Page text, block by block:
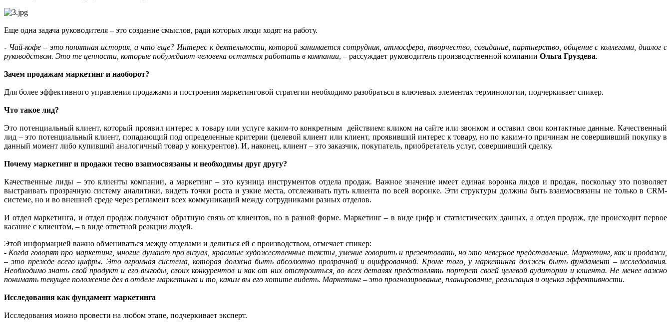
Еще одна задача руководителя – это создание смыслов, ради которых люди ходят на работу.
- Чай-кофе – это понятная история, а что еще? Интерес к деятельности, которой занимается сотрудник, атмосфера, творчество, созидание, партнерство, общение с коллегами, диалог с
руководством. Это те ценности, которые побуждают человека остаться работать в компании, – рассуждает руководитель производственной компании Ольга Груздева.
Зачем продажам маркетинг и наоборот?
Для более эффективного управления продажами и построения маркетинговой стратегии необходимо разобраться в ключевых элементах терминологии, подчеркивает спикер.
Что такое лид?
Это потенциальный клиент, который проявил интерес к товару или услуге каким-то конкретным действием: кликом на сайте или звонком и оставил свои контактные данные. Качественный
лид – это потенциальный клиент, попадающий под определенные критерии (целевой клиент или клиент, проявивший интерес к товару, но по каким-то причинам не совершивший покупку в
данный момент либо купивший аналогичный товар у конкурентов). И, наконец, клиент – это заказчик, покупатель, приобретатель услуг, совершивший сделку.
Почему маркетинг и продажи тесно взаимосвязаны и необходимы друг другу?
Качественные лиды – это клиенты компании, а маркетинг – это кузница инструментов отдела продаж. Важное значение имеет единая воронка лидов и продаж, поскольку это позволяет
выстраивать прозрачную систему аналитики, видеть точки роста и узкие места, отслеживать путь клиента по всей воронке. Эти структуры должны быть взаимосвязаны не только в CRM-
системе, но и во внешней среде через регламент всех коммуникаций между сотрудниками разных отделов.
И отдел маркетинга, и отдел продаж получают обратную связь от клиентов, но в разной форме. Маркетинг – в виде цифр и статистических данных, а отдел продаж, где происходит первое
касание с клиентом, – в виде ответной реакции людей.
Этой информацией важно обмениваться между отделами и делиться ей с производством, отмечает спикер:
- Когда говорят про маркетинг, многие думают про визуал, красивые художественные тексты, умение говорить и презентовать, но это неверное представление. Маркетинг, как и продажи,
– это прежде всего цифры. Это огромная система, которая должна быть абсолютно прозрачной и оцифрованной. Кроме того, у маркетинга должен быть фундамент – исследования.
Необходимо знать свой продукт и его выгоды, своих конкурентов и как от них отстроиться, во всех деталях представлять портрет своей целевой аудитории и клиента. Не менее важно
понимать текущее положение дел в отделе маркетинга и то, каким вы его хотите видеть. Маркетинг – это прогнозирование, планирование, реализация и оценка эффективности.
Исследования как фундамент маркетинга
Исследования можно провести на любом этапе, подчеркивает эксперт.